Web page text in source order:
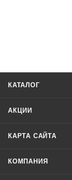
КАТАЛОГ
АКЦИИ
КАРТА САЙТА
КОМПАНИЯ